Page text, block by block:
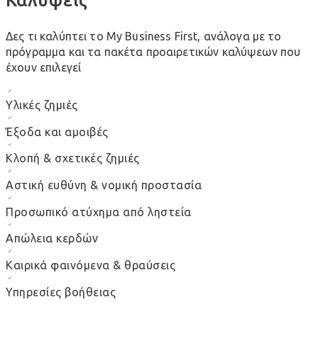
Δες τι καλύπτει το My Business First, ανάλογα με το
πρόγραμμα και τα πακέτα προαιρετικών καλύψεων που
έχουν επιλεγεί
Υλικές ζημιές
Έξοδα και αμοιβές
Κλοπή & σχετικές ζημιές
Αστική ευθύνη & νομική προστασία
Προσωπικό ατύχημα από ληστεία
Απώλεια κερδών
Καιρικά φαινόμενα & θραύσεις
Υπηρεσίες βοήθειας